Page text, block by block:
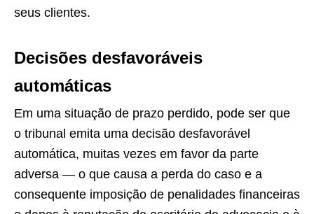
seus clientes.
Decisões desfavoráveis
automáticas
Em uma situação de prazo perdido, pode ser que
o tribunal emita uma decisão desfavorável
automática, muitas vezes em favor da parte
adversa — o que causa a perda do caso e a
consequente imposição de penalidades financeiras